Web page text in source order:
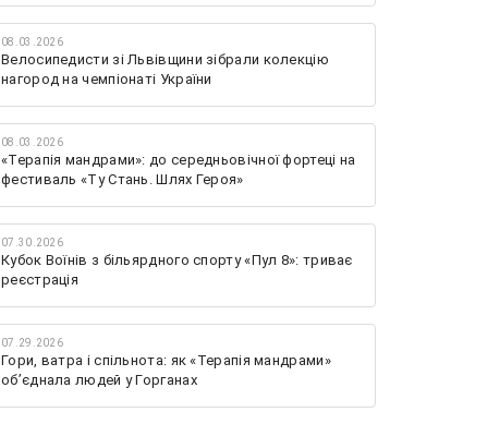
08.03.2026
Велосипедисти зі Львівщини зібрали колекцію
нагород на чемпіонаті України
08.03.2026
«Терапія мандрами»: до середньовічної фортеці на
фестиваль «Ту Стань. Шлях Героя»
07.30.2026
Кубок Воїнів з більярдного спорту «Пул 8»: триває
реєстрація
07.29.2026
Гори, ватра і спільнота: як «Терапія мандрами»
об’єднала людей у Горганах